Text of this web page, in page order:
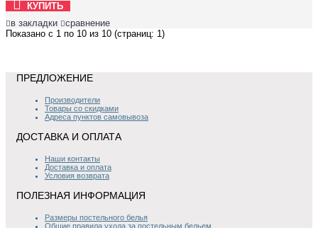
КУПИТЬ
в закладки
сравнение
Показано с 1 по 10 из 10 (страниц: 1)
ПРЕДЛОЖЕНИЕ
Производители
Товары со скидками
Адреса пунктов самовывоза
ДОСТАВКА И ОПЛАТА
Наши контакты
Доставка и оплата
Условия возврата
ПОЛЕЗНАЯ ИНФОРМАЦИЯ
Размеры постельного белья
Общие правила ухода за постельным бельем